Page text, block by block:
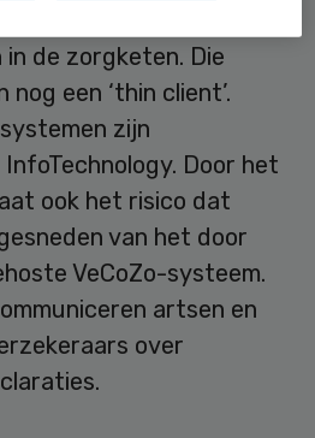
de zorgketen. Die
nog een ‘thin client’.
zijn
Door het
ook het risico dat
van het door
VeCoZo-systeem.
artsen en
over